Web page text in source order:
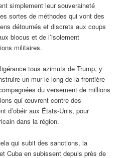
simplement leur souveraineté
sortes de méthodes qui vont des
détournés et discrets aux coups
blocus et de l’isolement
militaires.
tous azimuts de Trump, y
un mur le long de la frontière
du versement de millions
qui œuvrent contre des
d’obéir aux États-Unis, pour
dans la région.
qui subit des sanctions, la
Cuba en subissent depuis près de